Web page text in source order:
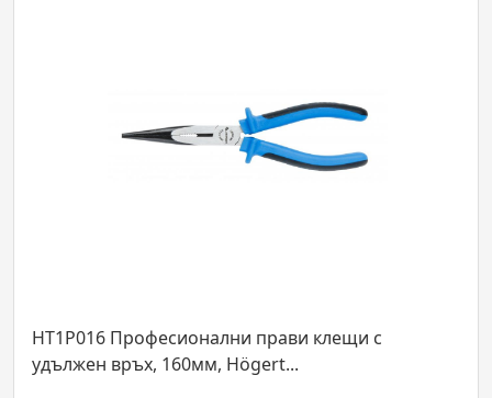
HT1P016 Професионални прави клещи с
удължен връх, 160мм, Högert...